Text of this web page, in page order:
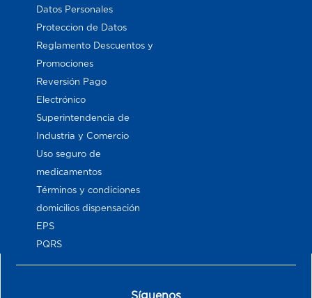
Datos Personales
Proteccion de Datos
Reglamento Descuentos y
Promociones
Reversión Pago
Electrónico
Superintendencia de
Industria y Comercio
Uso seguro de
medicamentos
Términos y condiciones
domicilios dispensación
EPS
PQRS
Síguenos